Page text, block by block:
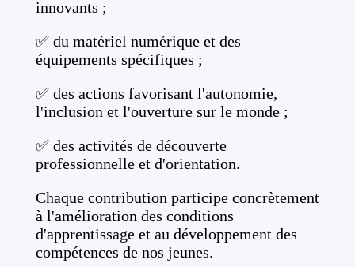
innovants ;
✅ du matériel numérique et des
équipements spécifiques ;
✅ des actions favorisant l'autonomie,
l'inclusion et l'ouverture sur le monde ;
✅ des activités de découverte
professionnelle et d'orientation.
Chaque contribution participe concrètement
à l'amélioration des conditions
d'apprentissage et au développement des
compétences de nos jeunes.